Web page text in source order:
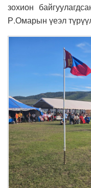
зохион
Р.Омарын үеэл